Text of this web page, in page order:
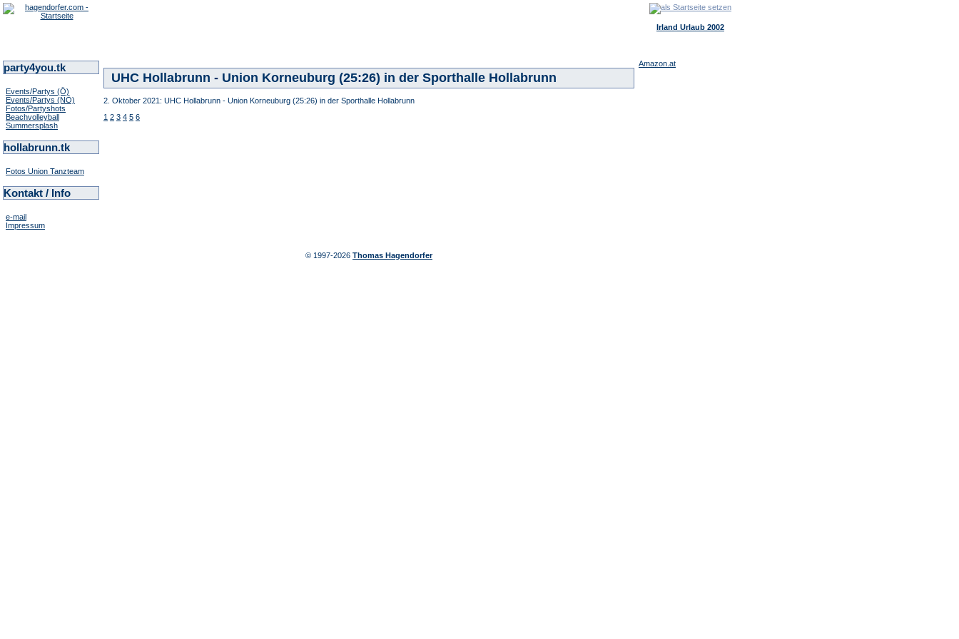
Irland Urlaub 2002
party4you.tk
Events/Partys (Ö)
Events/Partys (NÖ)
Fotos/Partyshots
Beachvolleyball
Summersplash
hollabrunn.tk
Fotos Union Tanzteam
Kontakt / Info
e-mail
Impressum
UHC Hollabrunn - Union Korneuburg (25:26) in der Sporthalle Hollabrunn
2. Oktober 2021: UHC Hollabrunn - Union Korneuburg (25:26) in der Sporthalle Hollabrunn
1 2 3 4 5 6
Amazon.at
© 1997-2026 Thomas Hagendorfer